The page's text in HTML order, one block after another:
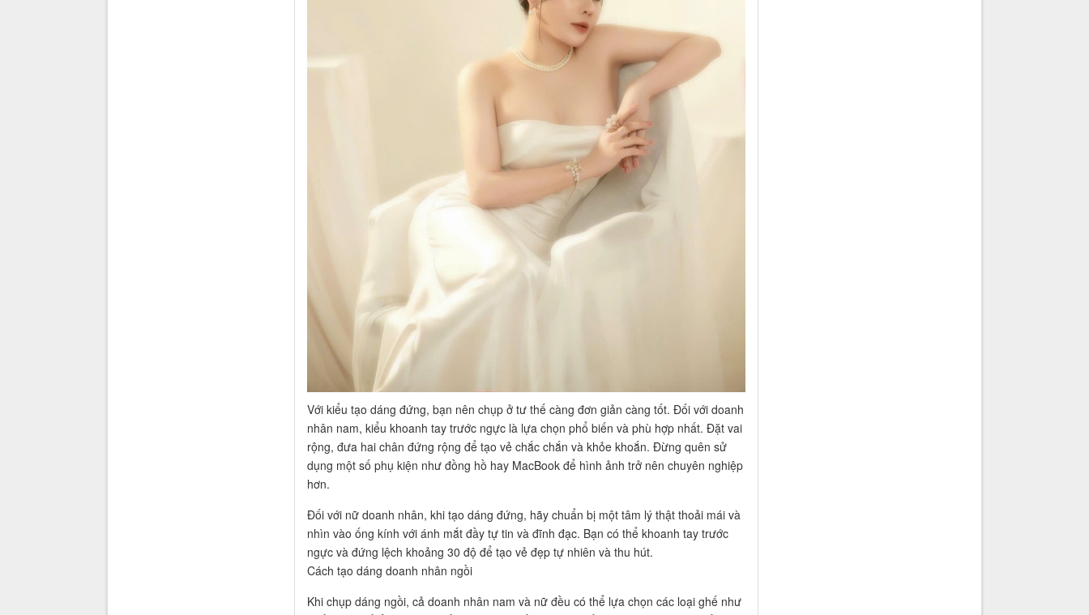
Với kiểu tạo dáng đứng, bạn nên chụp ở tư thế càng đơn giản càng tốt. Đối với doanh
nhân nam, kiểu khoanh tay trước ngực là lựa chọn phổ biến và phù hợp nhất. Đặt vai
rộng, đưa hai chân đứng rộng để tạo vẻ chắc chắn và khỏe khoắn. Đừng quên sử
dụng một số phụ kiện như đồng hồ hay MacBook để hình ảnh trở nên chuyên nghiệp
hơn.
Đối với nữ doanh nhân, khi tạo dáng đứng, hãy chuẩn bị một tâm lý thật thoải mái và
nhìn vào ống kính với ánh mắt đầy tự tin và đĩnh đạc. Bạn có thể khoanh tay trước
ngực và đứng lệch khoảng 30 độ để tạo vẻ đẹp tự nhiên và thu hút.
Cách tạo dáng doanh nhân ngồi
Khi chụp dáng ngồi, cả doanh nhân nam và nữ đều có thể lựa chọn các loại ghế như